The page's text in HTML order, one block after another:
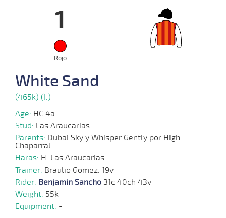
1
Rojo
White Sand
(465k) (I:)
Age: HC 4a
Stud: Las Araucarias
Parents: Dubai Sky y Whisper Gently por High
Chaparral
Haras: H. Las Araucarias
Trainer: Braulio Gomez. 19v
Rider: Benjamin Sancho 31c 40ch 43v
Weight: 55k
Equipment: -